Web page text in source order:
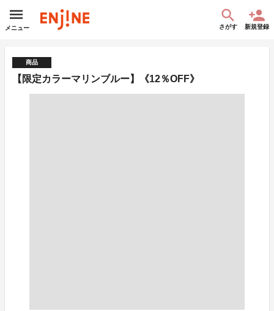
メニュー さがす 新規登録
商品
【限定カラーマリンブルー】《12％OFF》